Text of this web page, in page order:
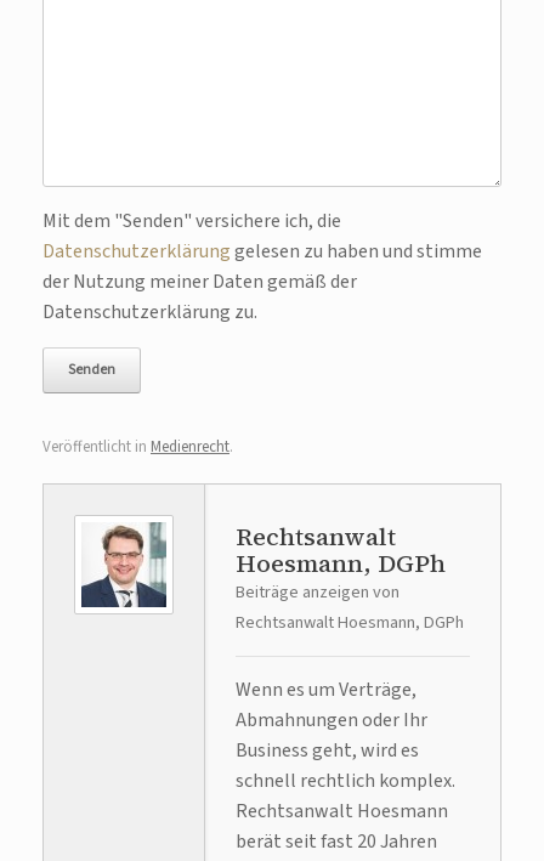
Bitte lasse dieses Feld leer.
Mit dem "Senden" versichere ich, die
Datenschutzerklärunggelesen zu haben und stimme
der Nutzung meiner Daten gemäß der
Datenschutzerklärung zu.
Veröffentlicht in Medienrecht.
Rechtsanwalt
Hoesmann, DGPh
Beiträge anzeigen von
Rechtsanwalt Hoesmann, DGPh
Wenn es um Verträge,
Abmahnungen oder Ihr
Business geht, wird es
schnell rechtlich komplex.
Rechtsanwalt Hoesmann
berät seit fast 20 Jahren